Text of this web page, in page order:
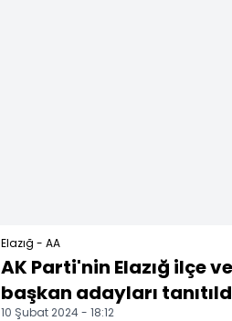
Elazığ - AA
AK Parti'nin Elazığ ilçe
başkan adayları
10 Şubat 2024 - 18:12